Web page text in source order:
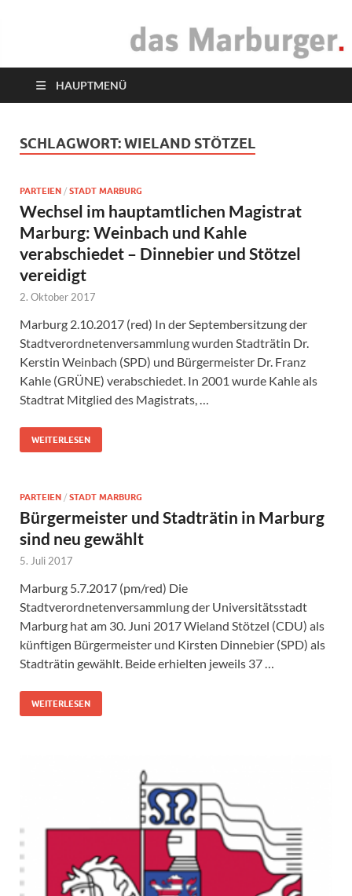
das Marburger.
HAUPTMENÜ
SCHLAGWORT:WIELAND STÖTZEL
PARTEIEN / STADT MARBURG
Wechsel im hauptamtlichen Magistrat
Marburg: Weinbach und Kahle
verabschiedet – Dinnebier und Stötzel
vereidigt
2. Oktober 2017
Marburg 2.10.2017 (red) In der Septembersitzung der
Stadtverordnetenversammlung wurden Stadträtin Dr.
Kerstin Weinbach (SPD) und Bürgermeister Dr. Franz
Kahle (GRÜNE) verabschiedet. In 2001 wurde Kahle als
Stadtrat Mitglied des Magistrats, …
WEITERLESEN
PARTEIEN / STADT MARBURG
Bürgermeister und Stadträtin in Marburg
sind neu gewählt
5. Juli 2017
Marburg 5.7.2017 (pm/red) Die
Stadtverordnetenversammlung der Universitätsstadt
Marburg hat am 30. Juni 2017 Wieland Stötzel (CDU) als
künftigen Bürgermeister und Kirsten Dinnebier (SPD) als
Stadträtin gewählt. Beide erhielten jeweils 37 …
WEITERLESEN